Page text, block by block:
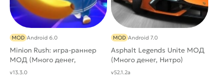
Minion Rush: игра-раннер
МОД (Много денег,
бесплатные покупки)
MOD Android 6.0
v13.3.0
Asphalt Legends Unite МОД
(Много денег, Нитро)
MOD Android 7.0
v52.1.2a